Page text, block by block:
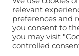
relevant
preferences and
you consent to
you may visit
controlled